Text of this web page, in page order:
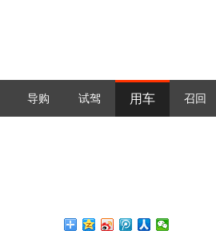
导购 试驾 用车 召回